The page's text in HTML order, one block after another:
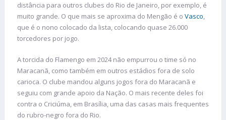
distância para outros clubes do Rio de Janeiro, por exemplo, é
muito grande. O que mais se aproxima do Mengão é o Vasco,
que é o nono colocado da lista, colocando quase 26.000
torcedores por jogo.
A torcida do Flamengo em 2024 não empurrou o time só no
Maracanã, como também em outros estádios fora de solo
carioca. O clube mandou alguns jogos fora do Maracanã e
seguiu com grande apoio da Nação. O mais recente deles foi
contra o Criciúma, em Brasília, uma das casas mais frequentes
do rubro-negro fora do Rio.